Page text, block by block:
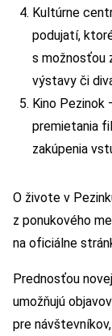
Kultúrne
podujatí,
s možnosťou
výstavy či
Kino Pezinok
premietania
zakúpenia
O živote v
z ponukového
na oficiálne
Prednosťou
umožňujú
pre